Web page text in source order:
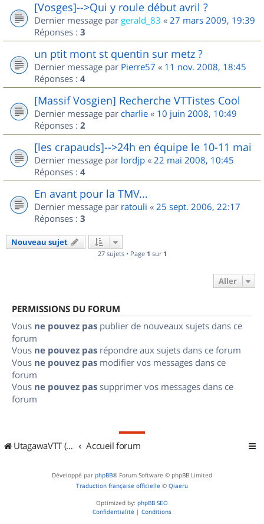
[Vosges]-->Qui y roule début avril ?
Dernier message par gerald_83 « 27 mars 2009, 19:39
Réponses : 3
un ptit mont st quentin sur metz ?
Dernier message par Pierre57 « 11 nov. 2008, 18:45
Réponses : 4
[Massif Vosgien] Recherche VTTistes Cool
Dernier message par charlie « 10 juin 2008, 10:49
Réponses : 2
[les crapauds]-->24h en équipe le 10-11 mai
Dernier message par lordjp « 22 mai 2008, 10:45
Réponses : 4
En avant pour la TMV...
Dernier message par ratouli « 25 sept. 2006, 22:17
Réponses : 3
Nouveau sujet
27 sujets • Page 1 sur 1
Aller
PERMISSIONS DU FORUM
Vous ne pouvez pas publier de nouveaux sujets dans ce
forum
Vous ne pouvez pas répondre aux sujets dans ce forum
Vous ne pouvez pas modifier vos messages dans ce
forum
Vous ne pouvez pas supprimer vos messages dans ce
forum
UtagawaVTT (Randos VTT et VTTAE avec traces GPS) Accueil forum
Développé par phpBB® Forum Software © phpBB Limited
Traduction française officielle © Qiaeru
Optimized by: phpBB SEO
Confidentialité | Conditions